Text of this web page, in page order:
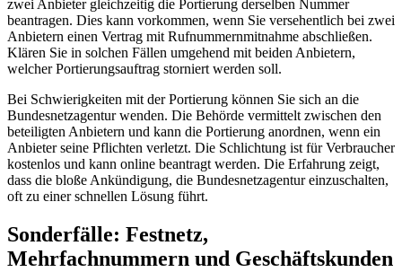
zwei Anbieter gleichzeitig die Portierung derselben Nummer
beantragen. Dies kann vorkommen, wenn Sie versehentlich bei zwei
Anbietern einen Vertrag mit Rufnummernmitnahme abschließen.
Klären Sie in solchen Fällen umgehend mit beiden Anbietern,
welcher Portierungsauftrag storniert werden soll.
Bei Schwierigkeiten mit der Portierung können Sie sich an die
Bundesnetzagentur wenden. Die Behörde vermittelt zwischen den
beteiligten Anbietern und kann die Portierung anordnen, wenn ein
Anbieter seine Pflichten verletzt. Die Schlichtung ist für Verbraucher
kostenlos und kann online beantragt werden. Die Erfahrung zeigt,
dass die bloße Ankündigung, die Bundesnetzagentur einzuschalten,
oft zu einer schnellen Lösung führt.
Sonderfälle: Festnetz,
Mehrfachnummern und Geschäftskunden